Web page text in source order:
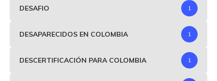
DESAFIO 1
DESAPARECIDOS EN COLOMBIA 1
DESCERTIFICACIÓN PARA COLOMBIA 1